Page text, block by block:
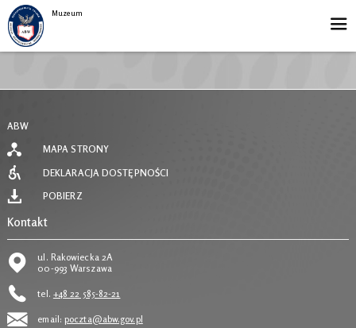
Muzeum
ABW
MAPA STRONY
DEKLARACJA DOSTĘPNOŚCI
POBIERZ
Kontakt
ul. Rakowiecka 2A
00-993 Warszawa
tel. +48 22 585-82-21
email:poczta@abw.gov.pl